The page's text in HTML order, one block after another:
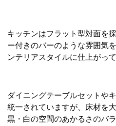
キッチンはフラット型対面を
ー付きのバーのような雰囲気
ンテリアスタイルに仕上がって
ダイニングテーブルセットや
統一されていますが、床材を
黒・白の空間のあかるさのバ